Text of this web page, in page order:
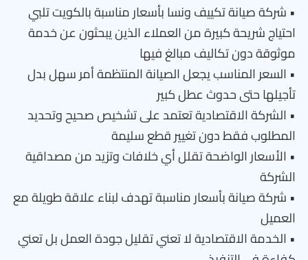
• شركة صيانة تكييف ونسا بأسعار مناسبة بالكويت تلبي
احتياج شريحة كبيرة من العملاء الذين يبحثون عن خدمة
موثوقة دون تكاليف مبالغ فيها
• السعر المناسب يجعل الصيانة المنتظمة أمر سهل بدل
تأجيلها حتى حدوث عطل كبير
• الشركة الاقتصادية تعتمد على تشخيص صحيح وتحديد
المطلوب فقط دون تغيير قطع سليمة
• الأسعار الواضحة تقلل أي خلافات وتزيد من مصداقية
الشركة
• شركة صيانة بأسعار مناسبة تهدف لبناء علاقة طويلة مع
العميل
• الخدمة الاقتصادية لا تعني تقليل جودة العمل بل تعني